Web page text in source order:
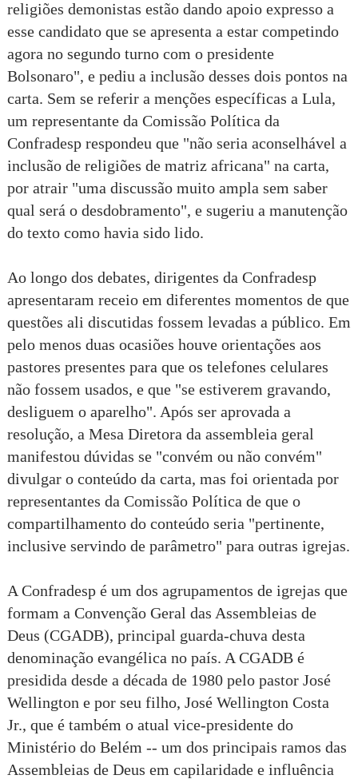
religiões demonistas estão dando apoio expresso a
esse candidato que se apresenta a estar competindo
agora no segundo turno com o presidente
Bolsonaro", e pediu a inclusão desses dois pontos na
carta. Sem se referir a menções específicas a Lula,
um representante da Comissão Política da
Confradesp respondeu que "não seria aconselhável a
inclusão de religiões de matriz africana" na carta,
por atrair "uma discussão muito ampla sem saber
qual será o desdobramento", e sugeriu a manutenção
do texto como havia sido lido.
Ao longo dos debates, dirigentes da Confradesp
apresentaram receio em diferentes momentos de que
questões ali discutidas fossem levadas a público. Em
pelo menos duas ocasiões houve orientações aos
pastores presentes para que os telefones celulares
não fossem usados, e que "se estiverem gravando,
desliguem o aparelho". Após ser aprovada a
resolução, a Mesa Diretora da assembleia geral
manifestou dúvidas se "convém ou não convém"
divulgar o conteúdo da carta, mas foi orientada por
representantes da Comissão Política de que o
compartilhamento do conteúdo seria "pertinente,
inclusive servindo de parâmetro" para outras igrejas.
A Confradesp é um dos agrupamentos de igrejas que
formam a Convenção Geral das Assembleias de
Deus (CGADB), principal guarda-chuva desta
denominação evangélica no país. A CGADB é
presidida desde a década de 1980 pelo pastor José
Wellington e por seu filho, José Wellington Costa
Jr., que é também o atual vice-presidente do
Ministério do Belém -- um dos principais ramos das
Assembleias de Deus em capilaridade e influência